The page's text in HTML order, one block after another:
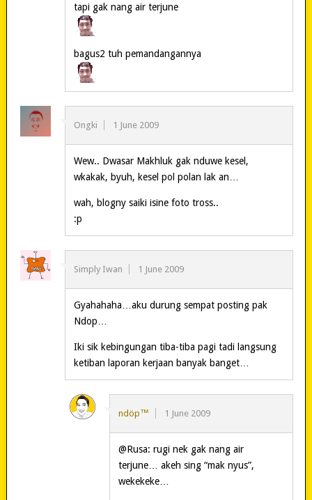
tapi gak nang air terjune
bagus2 tuh pemandangannya
Ongki 1 June 2009
Wew.. Dwasar Makhluk gak nduwe kesel,
wkakak, byuh, kesel pol polan lak an…
wah, blogny saiki isine foto tross..
:p
Simply Iwan 1 June 2009
Gyahahaha…aku durung sempat posting pak
Ndop…
Iki sik kebingungan tiba-tiba pagi tadi langsung
ketiban laporan kerjaan banyak banget…
ndöp™ 1 June 2009
@Rusa: rugi nek gak nang air
terjune… akeh sing “mak nyus”,
wekekeke…